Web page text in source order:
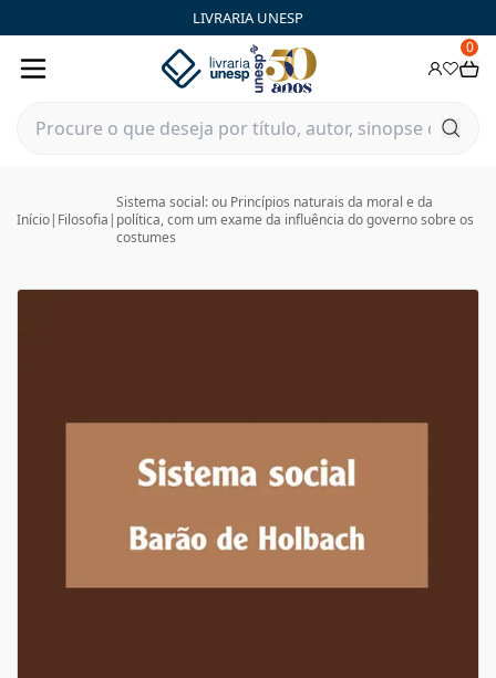
LIVRARIA UNESP
0
Início| Filosofia |
Sistema social: ou Princípios naturais da moral e da
política, com um exame da influência do governo sobre os
costumes